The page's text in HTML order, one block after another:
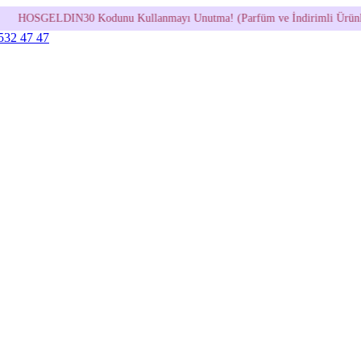
Kullanmayı Unutma! (Parfüm ve İndirimli Ürünlerde Geçerli
47 47